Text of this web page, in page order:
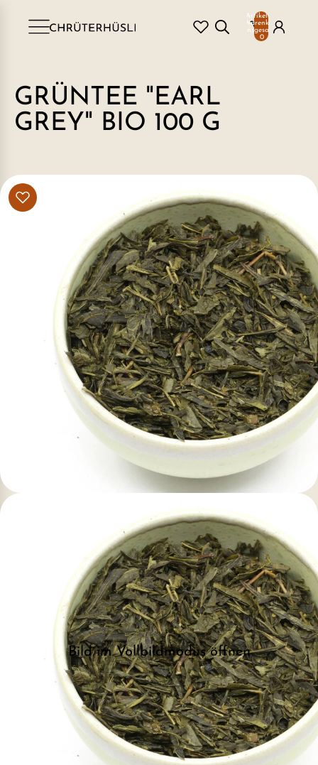
Artikel im
Warenkorb
insgesamt:
0
GRÜNTEE "EARL
GREY" BIO 100 G
Bild im Vollbildmodus öffnen